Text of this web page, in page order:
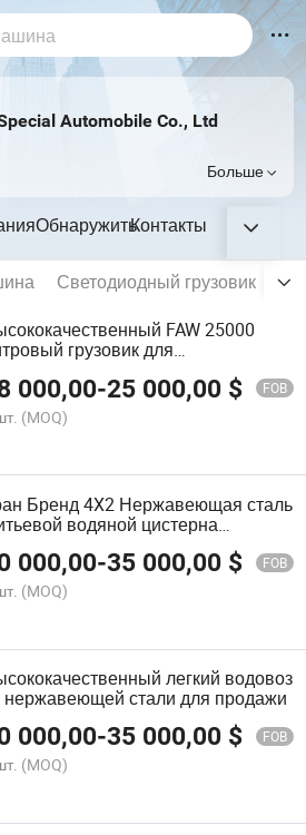
Automobile Co., Ltd
Больше
ОбнаружитьКонтакты
Светодиодный грузовик
FAW 25000
грузовик для
стали,
стандартам для
воды
000,00-25 000,00 $ FOB
(MOQ)
Бренд 4X2 Нержавеющая сталь
водяной цистерна
Пищевая степень Питьевая
Боузер
000,00-35 000,00 $ FOB
(MOQ)
легкий водовоз
нержавеющей стали для продажи
000,00-35 000,00 $ FOB
(MOQ)